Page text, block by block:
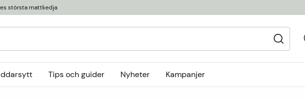
största mattkedja
Tips och guider Nyheter Kampanjer